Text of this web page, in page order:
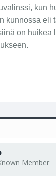
kun
kunnossa eli
on huikea
Member